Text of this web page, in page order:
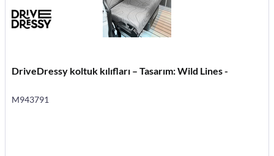
DriveDressy koltuk kılıfları – Tasarım: Wild Lines -
M943791